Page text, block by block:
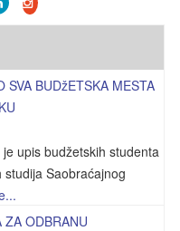
SVA BUDžETSKA MESTA
upis budžetskih studenta
Saobraćajnog
ZA ODBRANU